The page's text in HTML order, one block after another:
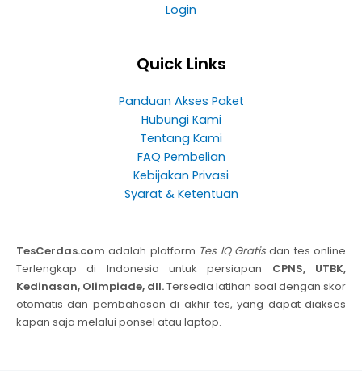
Login
Quick Links
Panduan Akses Paket
Hubungi Kami
Tentang Kami
FAQ Pembelian
Kebijakan Privasi
Syarat & Ketentuan
TesCerdas.com adalah platform Tes IQ Gratisdan tes online
Terlengkap di Indonesia untuk persiapan CPNS, UTBK,
Kedinasan, Olimpiade, dll.Tersedia latihan soal dengan skor
otomatis dan pembahasan di akhir tes, yang dapat diakses
kapan saja melalui ponsel atau laptop.